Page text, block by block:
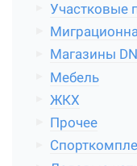
Участковые
Магазины
Мебель
ЖКХ
Прочее